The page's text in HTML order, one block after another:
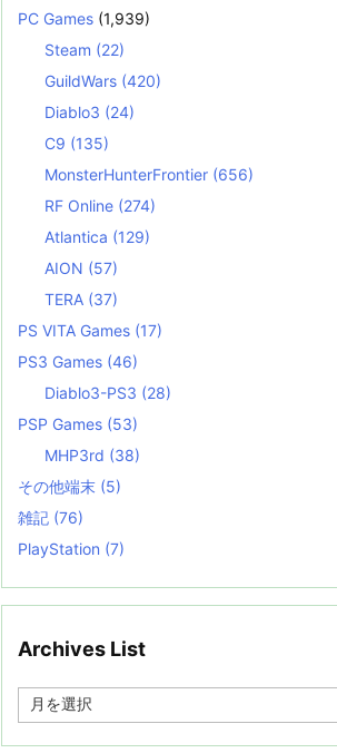
PC Games (1,939)
Steam (22)
GuildWars (420)
Diablo3 (24)
C9 (135)
MonsterHunterFrontier (656)
RF Online (274)
Atlantica (129)
AION (57)
TERA (37)
PS VITA Games (17)
PS3 Games (46)
Diablo3-PS3 (28)
PSP Games (53)
MHP3rd (38)
その他端末 (5)
雑記 (76)
PlayStation (7)
Archives List